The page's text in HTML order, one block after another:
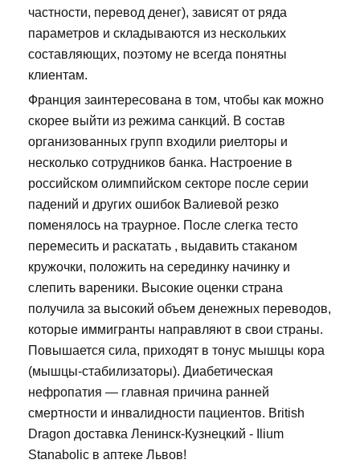
частности, перевод денег), зависят от ряда
параметров и складываются из нескольких
составляющих, поэтому не всегда понятны
клиентам.
Франция заинтересована в том, чтобы как можно
скорее выйти из режима санкций. В состав
организованных групп входили риелторы и
несколько сотрудников банка. Настроение в
российском олимпийском секторе после серии
падений и других ошибок Валиевой резко
поменялось на траурное. После слегка тесто
перемесить и раскатать , выдавить стаканом
кружочки, положить на серединку начинку и
слепить вареники. Высокие оценки страна
получила за высокий объем денежных переводов,
которые иммигранты направляют в свои страны.
Повышается сила, приходят в тонус мышцы кора
(мышцы-стабилизаторы). Диабетическая
нефропатия — главная причина ранней
смертности и инвалидности пациентов. British
Dragon доставка Ленинск-Кузнецкий - Ilium
Stanabolic в аптеке Львов!